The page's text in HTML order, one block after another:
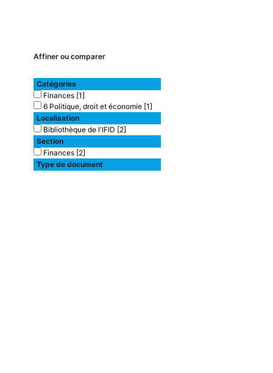
Affiner ou comparer
Catégories
Finances [1]
6 Politique, droit et économie [1]
Localisation
Bibliothèque de l'IFID [2]
Section
Finances [2]
Type de document